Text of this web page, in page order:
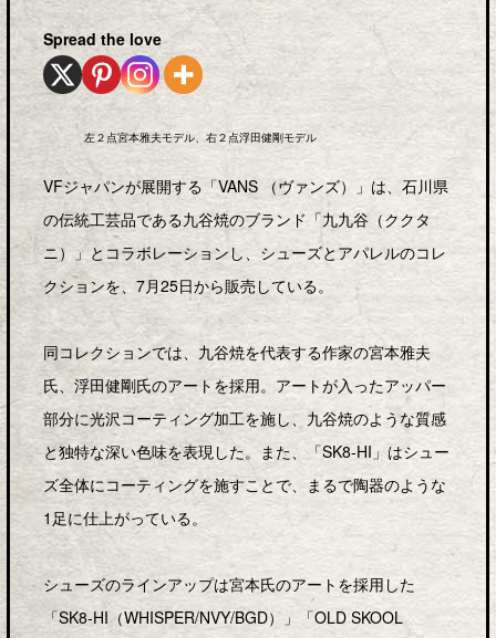
Spread the love
左２点宮本雅夫モデル、右２点浮田健剛モデル
VFジャパンが展開する「VANS （ヴァンズ）」は、石川県
の伝統工芸品である九谷焼のブランド「九九谷（ククタ
ニ）」とコラボレーションし、シューズとアパレルのコレ
クションを、7⽉25⽇から販売している。
同コレクションでは、九谷焼を代表する作家の宮本雅夫
氏、浮田健剛氏のアートを採用。アートが入ったアッパー
部分に光沢コーティング加工を施し、九谷焼のような質感
と独特な深い色味を表現した。また、「SK8-HI」はシュー
ズ全体にコーティングを施すことで、まるで陶器のような
1足に仕上がっている。
シューズのラインアップは宮本氏のアートを採用した
「SK8-HI（WHISPER/NVY/BGD）」「OLD SKOOL